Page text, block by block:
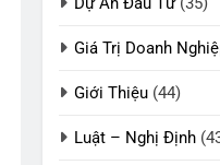
Giá Trị Doanh
Giới Thiệu (44)
Luật – Nghị Định